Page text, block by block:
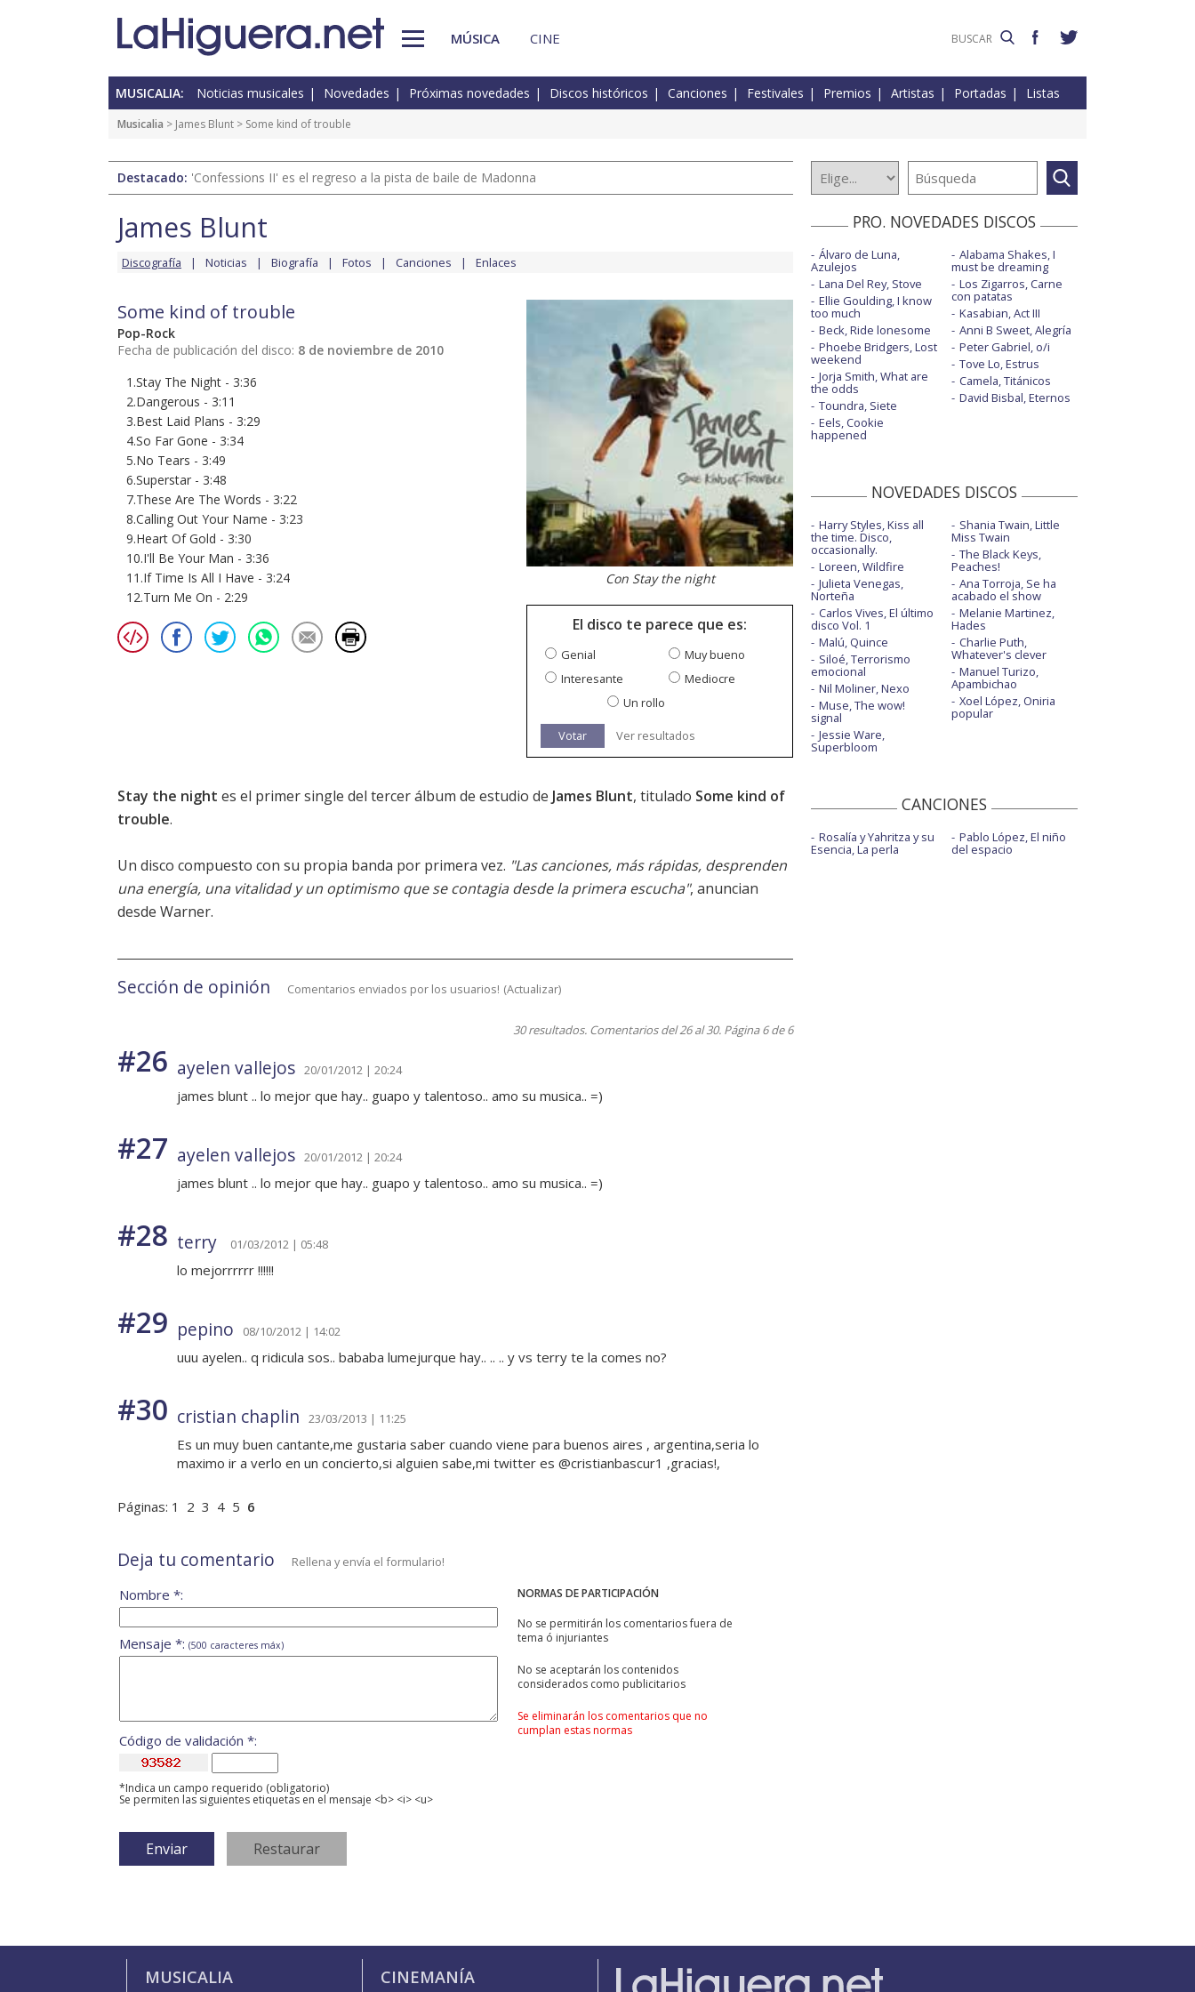
MÚSICA CINE
MUSICALIA: Noticias musicales Novedades Próximas novedades Discos históricos Canciones Festivales Premios Artistas Portadas Listas
Musicalia > James Blunt > Some kind of trouble
Destacado: 'Confessions II' es el regreso a la pista de baile de Madonna
James Blunt
Discografía Noticias Biografía Fotos Canciones Enlaces
Some kind of trouble
Pop-Rock
Fecha de publicación del disco: 8 de noviembre de 2010
1.Stay The Night - 3:36
2.Dangerous - 3:11
3.Best Laid Plans - 3:29
4.So Far Gone - 3:34
5.No Tears - 3:49
6.Superstar - 3:48
7.These Are The Words - 3:22
8.Calling Out Your Name - 3:23
9.Heart Of Gold - 3:30
10.I'll Be Your Man - 3:36
11.If Time Is All I Have - 3:24
12.Turn Me On - 2:29
Con Stay the night
El disco te parece que es:
Genial
Muy bueno
Interesante
Mediocre
Un rollo
Votar Ver resultados
Stay the night es el primer single del tercer álbum de estudio de James Blunt, titulado Some kind of
trouble.
Un disco compuesto con su propia banda por primera vez. "Las canciones, más rápidas, desprenden
una energía, una vitalidad y un optimismo que se contagia desde la primera escucha", anuncian
desde Warner.
Sección de opinión Comentarios enviados por los usuarios! (Actualizar)
30 resultados. Comentarios del 26 al 30. Página 6 de 6
#26 ayelen vallejos 20/01/2012 | 20:24
james blunt .. lo mejor que hay.. guapo y talentoso.. amo su musica.. =)
#27 ayelen vallejos 20/01/2012 | 20:24
james blunt .. lo mejor que hay.. guapo y talentoso.. amo su musica.. =)
#28 terry 01/03/2012 | 05:48
lo mejorrrrrr !!!!!!
#29 pepino 08/10/2012 | 14:02
uuu ayelen.. q ridicula sos.. bababa lumejurque hay.. .. .. y vs terry te la comes no?
#30 cristian chaplin 23/03/2013 | 11:25
Es un muy buen cantante,me gustaria saber cuando viene para buenos aires , argentina,seria lo
maximo ir a verlo en un concierto,si alguien sabe,mi twitter es @cristianbascur1 ,gracias!,
Páginas: 1 2 3 4 5 6
Deja tu comentario Rellena y envía el formulario!
NORMAS DE PARTICIPACIÓN
No se permitirán los comentarios fuera de
tema ó injuriantes
No se aceptarán los contenidos
considerados como publicitarios
Se eliminarán los comentarios que no
cumplan estas normas
Nombre *:
Mensaje *: (500 caracteres máx)
Código de validación *:
*Indica un campo requerido (obligatorio)
Se permiten las siguientes etiquetas en el mensaje <b> <i> <u>
PRO. NOVEDADES DISCOS
Álvaro de Luna,
Azulejos
Lana Del Rey, Stove
Ellie Goulding, I know
too much
Beck, Ride lonesome
Phoebe Bridgers, Lost
weekend
Jorja Smith, What are
the odds
Toundra, Siete
Eels, Cookie
happened
Alabama Shakes, I
must be dreaming
Los Zigarros, Carne
con patatas
Kasabian, Act III
Anni B Sweet, Alegría
Peter Gabriel, o/i
Tove Lo, Estrus
Camela, Titánicos
David Bisbal, Eternos
NOVEDADES DISCOS
Harry Styles, Kiss all
the time. Disco,
occasionally.
Loreen, Wildfire
Julieta Venegas,
Norteña
Carlos Vives, El último
disco Vol. 1
Malú, Quince
Siloé, Terrorismo
emocional
Nil Moliner, Nexo
Muse, The wow!
signal
Jessie Ware,
Superbloom
Shania Twain, Little
Miss Twain
The Black Keys,
Peaches!
Ana Torroja, Se ha
acabado el show
Melanie Martinez,
Hades
Charlie Puth,
Whatever's clever
Manuel Turizo,
Apambichao
Xoel López, Oniria
popular
CANCIONES
Rosalía y Yahritza y su
Esencia, La perla
Pablo López, El niño
del espacio
MUSICALIA CINEMANÍA